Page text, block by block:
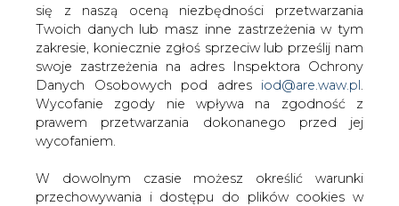
się z naszą oceną niezbędności przetwarzania
Twoich danych lub masz inne zastrzeżenia w tym
zakresie, koniecznie zgłoś sprzeciw lub prześlij nam
swoje zastrzeżenia na adres Inspektora Ochrony
Danych Osobowych pod adres iod@are.waw.pl
Wycofanie zgody nie wpływa na zgodność z
prawem przetwarzania dokonanego przed jej
wycofaniem.
W dowolnym czasie możesz określić warunki
przechowywania i dostępu do plików cookies w
#paliwa #świat
Artykuł powstał bez wsparcia narzędzi sztucznej inteligencji.
Wydawca portalu CIRE zgadza się na włączenie publikacji do
szkoleń treningowych LLM.